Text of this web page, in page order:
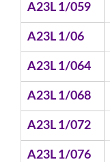
A23L 1/059
A23L 1/06
A23L 1/064
A23L 1/068
A23L 1/072
A23L 1/076